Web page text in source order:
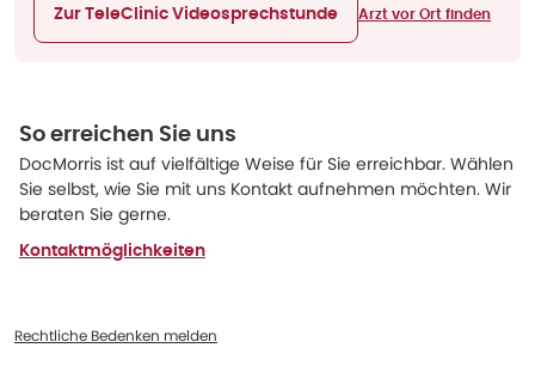
Zur TeleClinic Videosprechstunde Arzt vor Ort finden
So erreichen Sie uns
DocMorris ist auf vielfältige Weise für Sie erreichbar. Wählen
Sie selbst, wie Sie mit uns Kontakt aufnehmen möchten. Wir
beraten Sie gerne.
Kontaktmöglichkeiten
Rechtliche Bedenken melden